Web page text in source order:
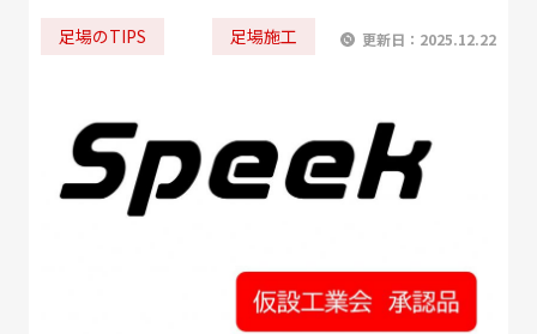
足場のTIPS 足場施工 更新日： 2025.12.22